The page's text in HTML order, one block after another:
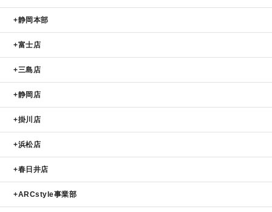
静岡本部
富士店
三島店
静岡店
掛川店
浜松店
春日井店
ARCstyle事業部